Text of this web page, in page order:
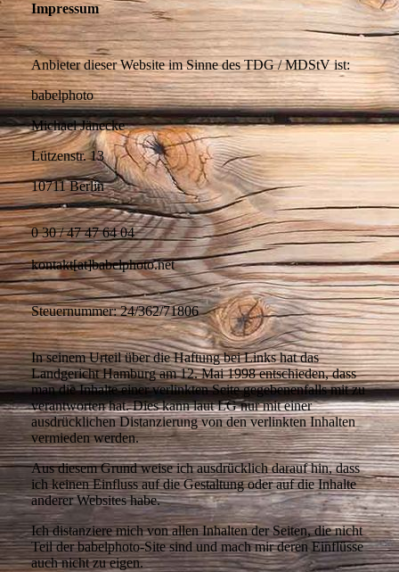
Impressum
Anbieter dieser Website im Sinne des TDG / MDStV ist:
babelphoto
Michael Jänecke
Lützenstr. 13
10711 Berlin
0 30 / 47 47 64 04
kontakt[at]babelphoto.net
Steuernummer: 24/362/71806
In seinem Urteil über die Haftung bei Links hat das
Landgericht Hamburg am 12. Mai 1998 entschieden, dass
man die Inhalte einer verlinkten Seite gegebenenfalls mit zu
verantworten hat. Dies kann laut LG nur mit einer
ausdrücklichen Distanzierung von den verlinkten Inhalten
vermieden werden.
Aus diesem Grund weise ich ausdrücklich darauf hin, dass
ich keinen Einfluss auf die Gestaltung oder auf die Inhalte
anderer Websites habe.
Ich distanziere mich von allen Inhalten der Seiten, die nicht
Teil der babelphoto-Site sind und mach mir deren Einflüsse
auch nicht zu eigen.